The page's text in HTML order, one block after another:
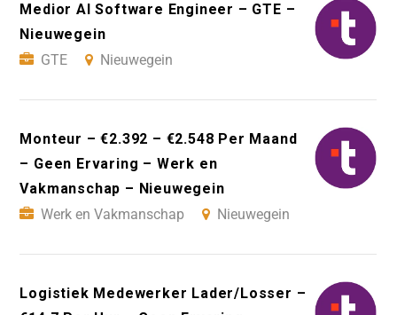
Medior AI Software Engineer – GTE –
Nieuwegein
GTE
Nieuwegein
Monteur – €2.392 – €2.548 Per Maand
– Geen Ervaring – Werk en
Vakmanschap – Nieuwegein
Werk en Vakmanschap
Nieuwegein
Logistiek Medewerker Lader/Losser –